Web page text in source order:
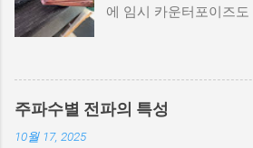
에 임시 카운터포이즈도
아까워서 쓰기로 했습
번에 잘못 산 접지선. 도
말도 안되는 녀석입니
때문에 이걸 베란다 난
주파수별 전파의 특성
10월 17, 2025